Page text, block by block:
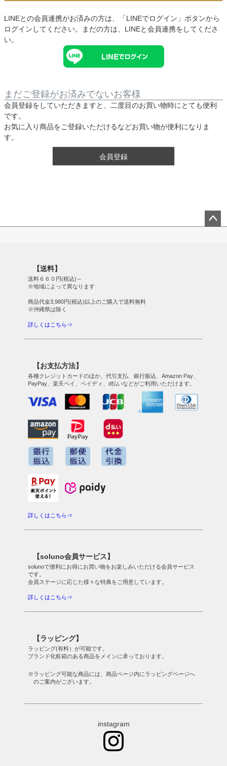
LINEとの会員連携がお済みの方は、「LINEでログイン」ボタンから
ログインしてください。まだの方は、 LINEと会員連携をしてくださ
い。
まだご登録がお済みでないお客様
会員登録をしていただきますと、二度目のお買い物時にとても便利
です。
お気に入り商品をご登録いただけるなどお買い物が便利になりま
す。
会員登録
【送料】
送料６６０円(税込)～
※地域によって異なります
商品代金3,980円(税込)以上のご購入で送料無料
※沖縄県は除く
詳しくはこちら⇒
【お支払方法】
各種クレジットカードのほか、代引支払、銀行振込、Amazon Pay、
PayPay、楽天ペイ、ペイディ、d払いなどがご利用いただけます。
詳しくはこちら⇒
【soluno会員サービス】
solunoで便利にお得にお買い物をお楽しみいただける会員サービス
です。
会員ステージに応じた様々な特典をご用意しています。
詳しくはこちら⇒
【ラッピング】
ラッピング(有料）が可能です。
ブランド化粧箱のある商品をメインに承っております。
※ラッピング可能な商品には、商品ページ内にラッピングページへ
のご案内がございます。
instagram